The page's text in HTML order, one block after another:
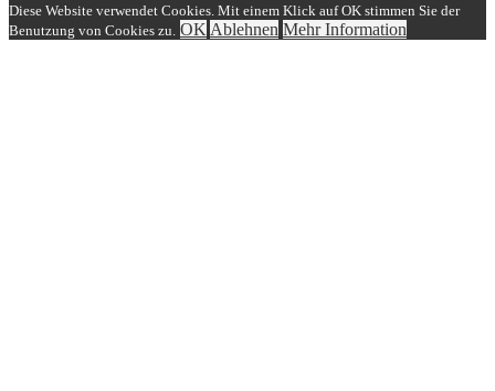
Diese Website verwendet Cookies. Mit einem Klick auf OK stimmen Sie der
Benutzung von Cookies zu. OK Ablehnen Mehr Information